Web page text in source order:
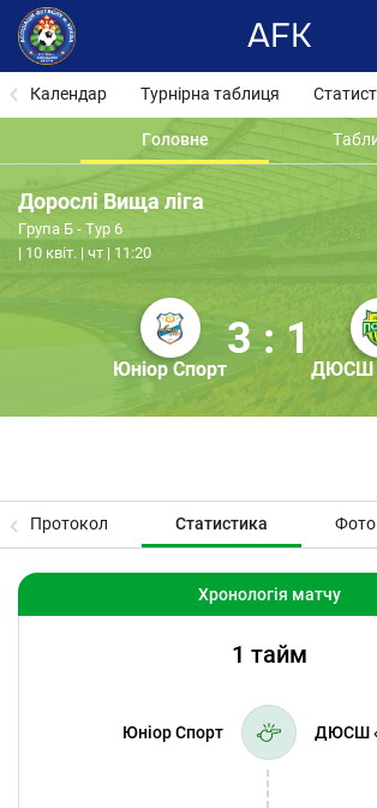
AFK
Календар Турнірна таблиця
Головне
Дорослі Вища ліга
Група Б - Тур 6
Юніор Спорт
3 : 1
ДЮСШ
10 квіт. | чт | 11:20
Протокол Статистика Фото
Хронологія матчу
1 тайм
Юніор Спорт ДЮСШ